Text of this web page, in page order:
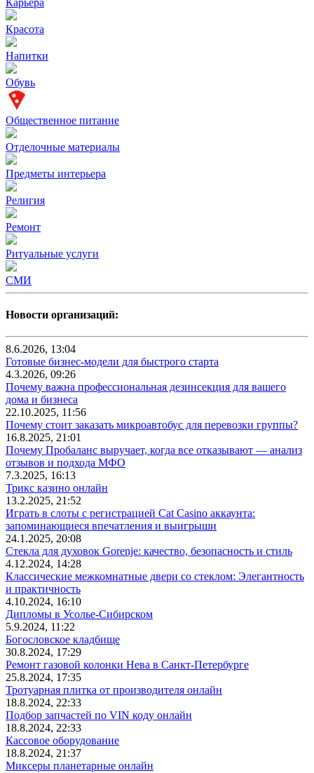
Красота
Напитки
Обувь
Общественное питание
Отделочные материалы
Предметы интерьера
Религия
Ремонт
Ритуальные услуги
СМИ
Новости организаций:
8.6.2026, 13:04
Готовые бизнес-модели для быстрого старта
4.3.2026, 09:26
Почему важна профессиональная дезинсекция для вашего
дома и бизнеса
22.10.2025, 11:56
Почему стоит заказать микроавтобус для перевозки группы?
16.8.2025, 21:01
Почему Пробаланс выручает, когда все отказывают — анализ
отзывов и подхода МФО
7.3.2025, 16:13
Трикс казино онлайн
13.2.2025, 21:52
Играть в слоты с регистрацией Cat Casino аккаунта:
запоминающиеся впечатления и выигрыши
24.1.2025, 20:08
Стекла для духовок Gorenje: качество, безопасность и стиль
4.12.2024, 14:28
Классические межкомнатные двери со стеклом: Элегантность
и практичность
4.10.2024, 16:10
Дипломы в Усолье-Сибирском
5.9.2024, 11:22
Богословское кладбище
30.8.2024, 17:29
Ремонт газовой колонки Нева в Санкт-Петербурге
25.8.2024, 17:35
Тротуарная плитка от производителя онлайн
18.8.2024, 22:33
Подбор запчастей по VIN коду онлайн
18.8.2024, 22:33
Кассовое оборудование
18.8.2024, 21:37
Миксеры планетарные онлайн